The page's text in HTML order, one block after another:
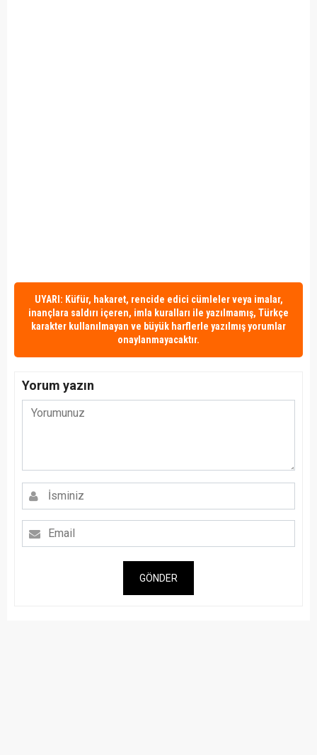
UYARI: Küfür, hakaret, rencide edici cümleler veya imalar,
inançlara saldırı içeren, imla kuralları ile yazılmamış, Türkçe
karakter kullanılmayan ve büyük harflerle yazılmış yorumlar
onaylanmayacaktır.
Yorum yazın
GÖNDER